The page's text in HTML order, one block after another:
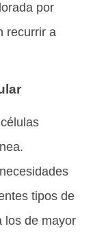
por
recurrir a
tipos de
los de mayor